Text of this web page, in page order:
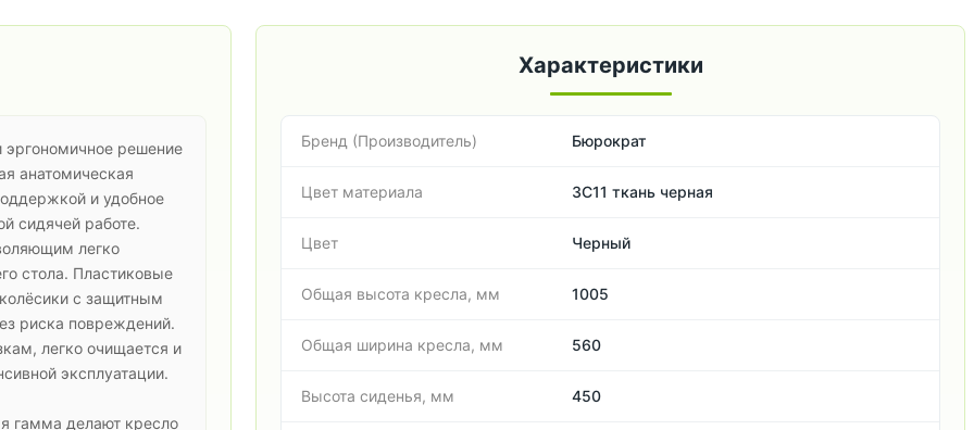
эргономичное решение
анатомическая
и удобное
сидячей работе.
легко
стола. Пластиковые
с защитным
риска повреждений.
легко очищается и
эксплуатации.
гамма делают кресло
Характеристики
Бренд (Производитель) Бюрократ
Цвет материала 3С11 ткань черная
Цвет Черный
Общая высота кресла, мм 1005
Общая ширина кресла, мм 560
Высота сиденья, мм 450